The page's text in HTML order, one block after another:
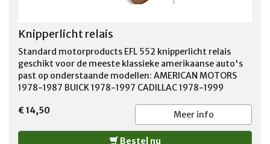
Knipperlicht relais
Standard motorproducts EFL 552 knipperlicht relais
geschikt voor de meeste klassieke amerikaanse auto's
past op onderstaande modellen: AMERICAN MOTORS
1978-1987 BUICK 1978-1997 CADILLAC 1978-1999
1978-1998 FORD 1966-1993 GMC 1966-1995 JEEP 1978-
1996 MERCURY 1978-1987 OLDSMOBILE 1978-1999
PLYMOUTH 1978-1995 PONTIAC 1978-1998
€ 14,50 Meer info
Bestel nu